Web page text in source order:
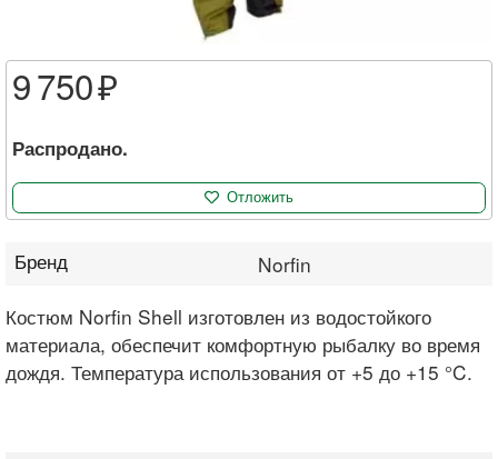
Бренд Norfin
9 750
Распродано.
Отложить
Костюм Norfin Shell изготовлен из водостойкого
материала, обеспечит комфортную рыбалку во время
дождя. Температура использования от +5 до +15 °C.